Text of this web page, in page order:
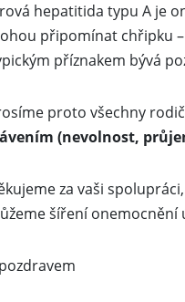
hepatitida typu A je
připomínat chřipku
příznakem bývá
proto všechny
(nevolnost,
za vaši
šíření onemocnění